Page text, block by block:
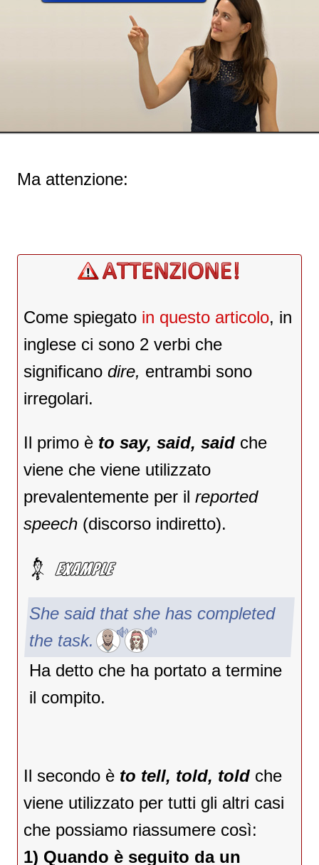
Ma attenzione:
Come spiegato in questo articolo, in
inglese ci sono 2 verbi che
significano dire, entrambi sono
irregolari.
Il primo è to say, said, said che
viene che viene utilizzato
prevalentemente per il reported
speech (discorso indiretto).
She said that she has completed
the task.
Ha detto che ha portato a termine
il compito.
Il secondo è to tell, told, told che
viene utilizzato per tutti gli altri casi
che possiamo riassumere così:
1) Quando è seguito da un